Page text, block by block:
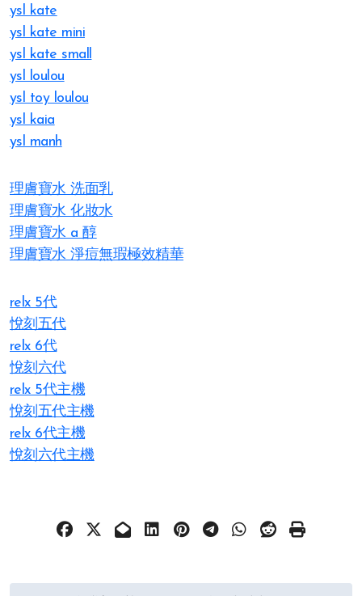
ysl kate
ysl kate mini
ysl kate small
ysl loulou
ysl toy loulou
ysl kaia
ysl manh
理膚寶水 洗面乳
理膚寶水 化妝水
理膚寶水 a 醇
理膚寶水 淨痘無瑕極效精華
relx 5代
悅刻五代
relx 6代
悅刻六代
relx 5代主機
悅刻五代主機
relx 6代主機
悅刻六代主機